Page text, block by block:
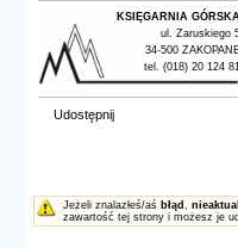
KSIĘGARNIA
ul. Zaruskiego
34-500
tel. (018) 20 124
Udostępnij
Jeżeli znalazłeś/aś błąd ,
zawartość tej strony i możesz je